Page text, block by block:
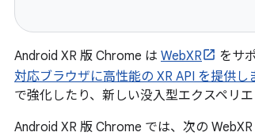
Android XR 版 Chrome は WebXR をサ
対応ブラウザに高性能の XR API を提供し
で強化したり、新しい没入型エクスペリ
Android XR 版 Chrome では、次の